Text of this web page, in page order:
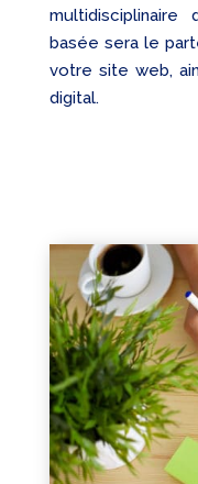
basée sera le
votre site web,
digital.